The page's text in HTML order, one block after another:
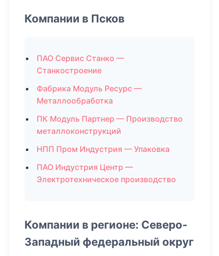
Компании в Псков
ПАО Сервис Станко —
Станкостроение
Фабрика Модуль Ресурс —
Металлообработка
ПК Модуль Партнер — Производство
металлоконструкций
НПП Пром Индустрия — Упаковка
ПАО Индустрия Центр —
Электротехническое производство
Компании в регионе: Северо-
Западный федеральный округ